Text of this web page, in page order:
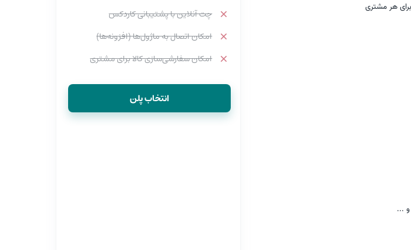
هر مشتری
و ...
چت آنلاین با پشتیبانی کاردکس
امکان اتصال به ماژول‌ها (افزونه‌ها)
امکان سفارشی‌سازی کالا برای مشتری
انتخاب پلن